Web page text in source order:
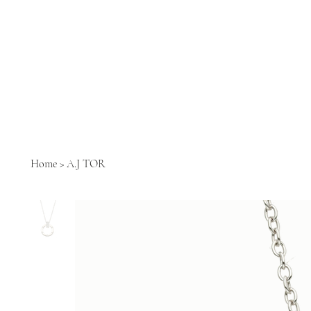
Home > A.J TOR